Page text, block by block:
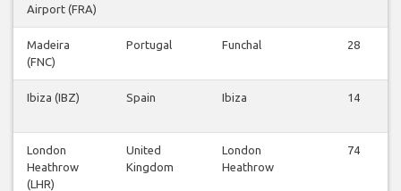
Airport (FRA)
Madeira
(FNC)
Portugal Funchal 28
Ibiza (IBZ) Spain Ibiza 14
London
Heathrow
(LHR)
United
Kingdom
London
Heathrow
74